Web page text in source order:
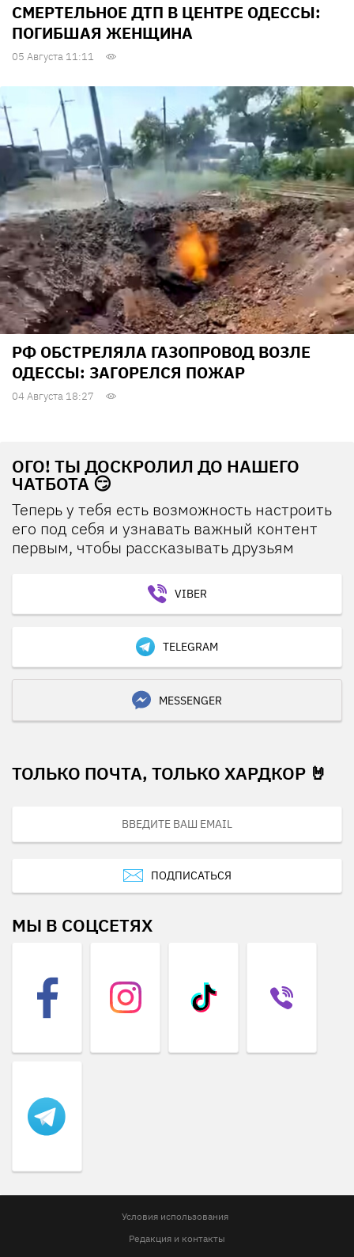
СМЕРТЕЛЬНОЕ ДТП В ЦЕНТРЕ ОДЕССЫ:
ПОГИБШАЯ ЖЕНЩИНА
05 Августа 11:11
РФ ОБСТРЕЛЯЛА ГАЗОПРОВОД ВОЗЛЕ
ОДЕССЫ: ЗАГОРЕЛСЯ ПОЖАР
04 Августа 18:27
ОГО! ТЫ ДОСКРОЛИЛ ДО НАШЕГО
ЧАТБОТА 😏
Теперь у тебя есть возможность настроить
его под себя и узнавать важный контент
первым, чтобы рассказывать друзьям
VIBER
TELEGRAM
MESSENGER
ТОЛЬКО ПОЧТА, ТОЛЬКО ХАРДКОР 🤘
ПОДПИСАТЬСЯ
МЫ В СОЦСЕТЯХ
Условия использования
Редакция и контакты